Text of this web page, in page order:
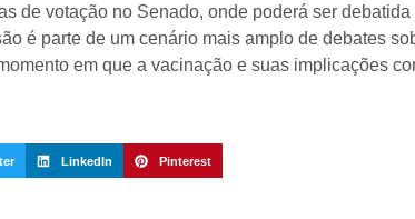
de votação no Senado, onde poderá ser
é parte de um cenário mais amplo de debates
em que a vacinação e suas implicações
LinkedIn Pinterest